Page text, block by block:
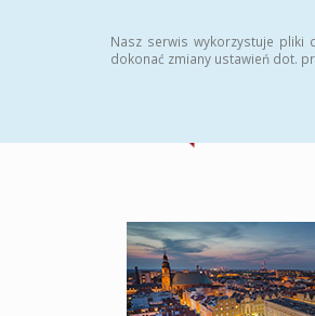
Nasz serwis wykorzystuje pliki
dokonać zmiany ustawień dot.